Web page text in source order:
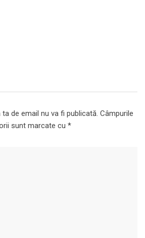
ta de email nu va fi publicată. Câmpurile
sunt marcate cu *